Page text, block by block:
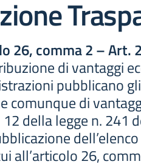
26, comma 2 – Art.
di vantaggi
pubblicano
comunque di
della legge n. 241
all’articolo 26,